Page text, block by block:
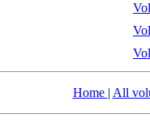
Home | All